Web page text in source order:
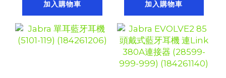
(2699-820-
(184261249)
加入購物車
機 (5111-119)
加入購物車